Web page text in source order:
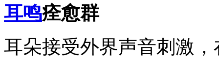
耳鸣痊愈群
耳朵接受外界声音刺激